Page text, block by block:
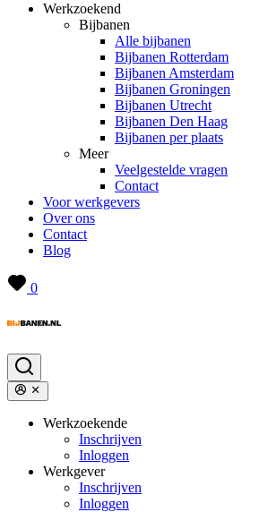
Werkzoekend
Bijbanen
Alle bijbanen
Bijbanen Rotterdam
Bijbanen Amsterdam
Bijbanen Groningen
Bijbanen Utrecht
Bijbanen Den Haag
Bijbanen per plaats
Meer
Veelgestelde vragen
Contact
Voor werkgevers
Over ons
Contact
Blog
0
Werkzoekende
Inschrijven
Inloggen
Werkgever
Inschrijven
Inloggen